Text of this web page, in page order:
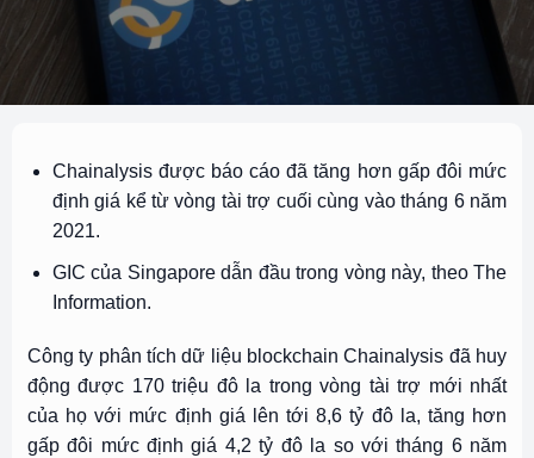
Chainalysis được báo cáo đã tăng hơn gấp đôi mức
định giá kể từ vòng tài trợ cuối cùng vào tháng 6 năm
2021.
GIC của Singapore dẫn đầu trong vòng này, theo The
Information.
Công ty phân tích dữ liệu blockchain Chainalysis đã huy
động được 170 triệu đô la trong vòng tài trợ mới nhất
của họ với mức định giá lên tới 8,6 tỷ đô la, tăng hơn
gấp đôi mức định giá 4,2 tỷ đô la so với tháng 6 năm